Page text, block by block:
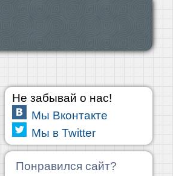
Не забывай о нас!
Мы Вконтакте
Мы в Twitter
Понравился сайт?